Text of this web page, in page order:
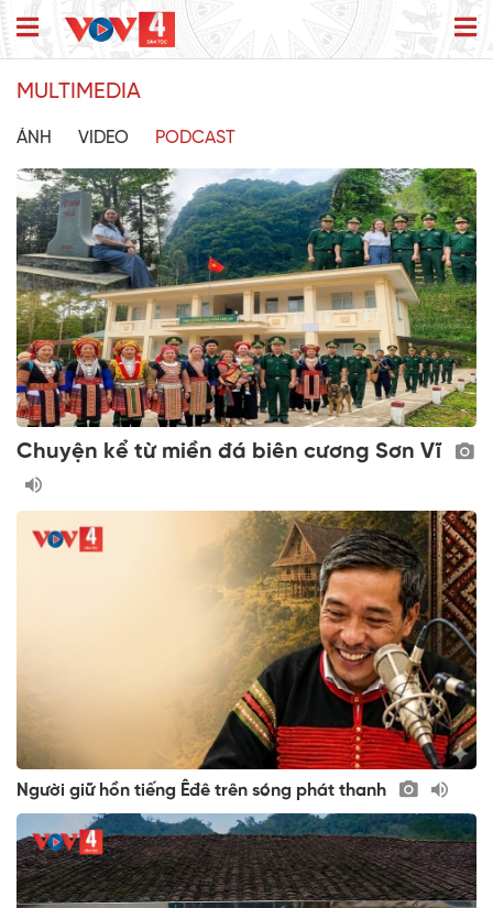
MULTIMEDIA
ẢNH VIDEO PODCAST
Chuyện kể từ miền đá biên cương Sơn Vĩ
Người giữ hồn tiếng Êđê trên sóng phát thanh